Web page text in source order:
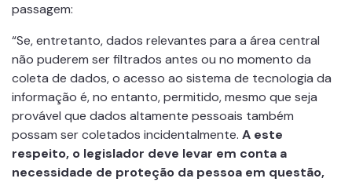
passagem:
“Se, entretanto, dados relevantes para a área central
não puderem ser filtrados antes ou no momento da
coleta de dados, o acesso ao sistema de tecnologia da
informação é, no entanto, permitido, mesmo que seja
provável que dados altamente pessoais também
possam ser coletados incidentalmente. A este
respeito, o legislador deve levar em conta a
necessidade de proteção da pessoa em questão,